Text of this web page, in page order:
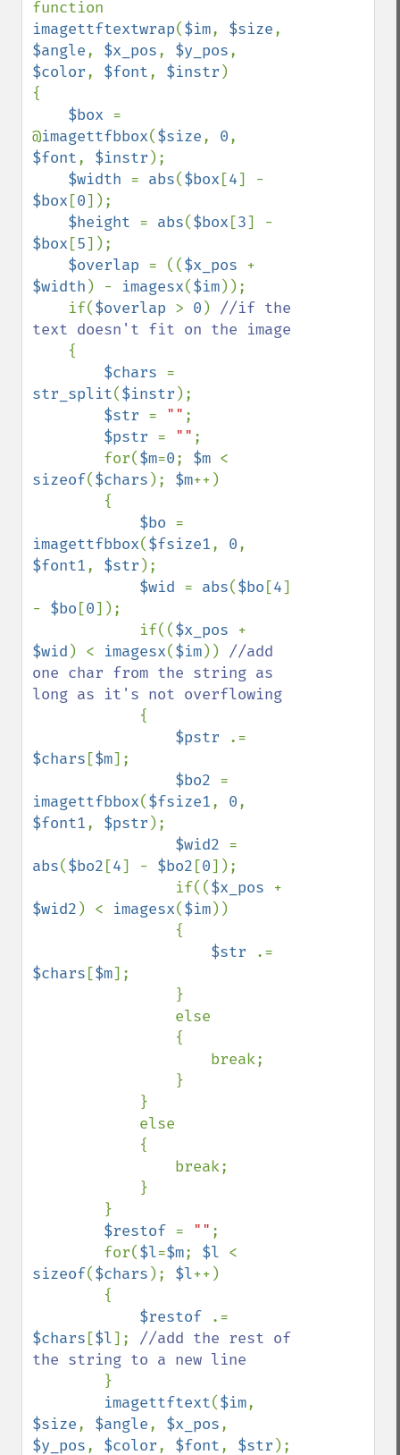
imagettftextwrap($im, $size
$angle, $x_pos, $y_pos
$color, $font, $instr )
{
$box =
@imagettfbbox($size, 0
$font, $instr );
$width = abs($box [4
$box [0]);
$height = abs($box [3
$box [5]);
$overlap = (($x_pos
$width ) - imagesx($im));
    if(
$overlap > 0 ) //if the
text doesn't fit on the image
{
$chars
str_split($instr );
$str = "" ;
$pstr = "" ;
        for(
$m=0; $m
sizeof($chars ); $m++)
$bo
imagettfbbox($fsize1, 0
$font1, $str );
$wid = abs($bo [4]
- $bo [0]);
            if((
$x_pos
$wid ) < imagesx($im)) //add
one char from the string as
long as it's not overflowing
{
$pstr
$chars [$m];
$bo2
imagettfbbox($fsize1, 0
$font1, $pstr );
$wid2
abs($bo2 [4] - $bo2 [0]);
                if((
$x_pos
$wid2 ) < imagesx($im))
$str
$chars [$m];
$restof = "" ;
        for(
$l=$m; $l
sizeof($chars ); $l++)
$restof
$chars [$l]; //add the rest of
the string to a new line
}
imagettftext($im
$size, $angle, $x_pos
$y_pos, $color, $font, $str